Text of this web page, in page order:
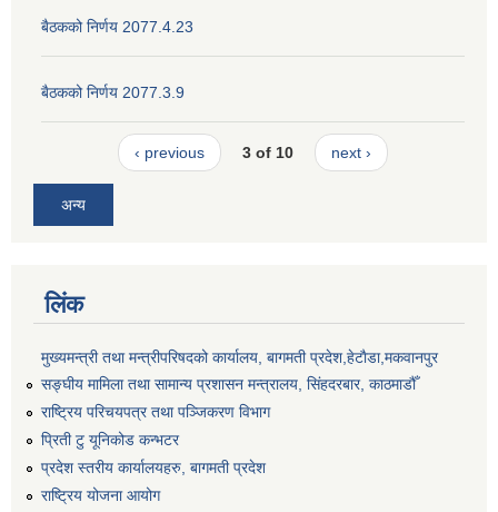
बैठकको निर्णय 2077.4.23
बैठकको निर्णय 2077.3.9
‹ previous 3 of 10 next ›
अन्य
लिंक
मुख्यमन्त्री तथा मन्त्रीपरिषदको कार्यालय, बागमती प्रदेश,हेटाैडा,मकवानपुर
सङ्‍घीय मामिला तथा सामान्य प्रशासन मन्त्रालय, सिंहदरबार, काठमाडौँ
राष्ट्रिय परिचयपत्र तथा पञ्जिकरण विभाग
प्रिती टु यूनिकोड कन्भटर
प्रदेश स्तरीय कार्यालयहरु, बागमती प्रदेश
राष्ट्रिय योजना आयोग